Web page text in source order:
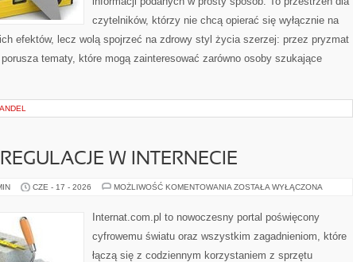
czytelników, którzy nie chcą opierać się wyłącznie na
efektów, lecz wolą spojrzeć na zdrowy styl życia szerzej: przez pryzmat
tematy, które mogą zainteresować zarówno osoby szukające
W INTERNECIE
CZE - 17 - 2026 MOŻLIWOŚĆ KOMENTOWANIA PRAWO
INTERNECIE
ZOSTAŁA WYŁĄCZONA
Internat.com.pl to nowoczesny portal poświęcony
cyfrowemu światu oraz wszystkim zagadnieniom, które
łączą się z codziennym korzystaniem z sprzętu